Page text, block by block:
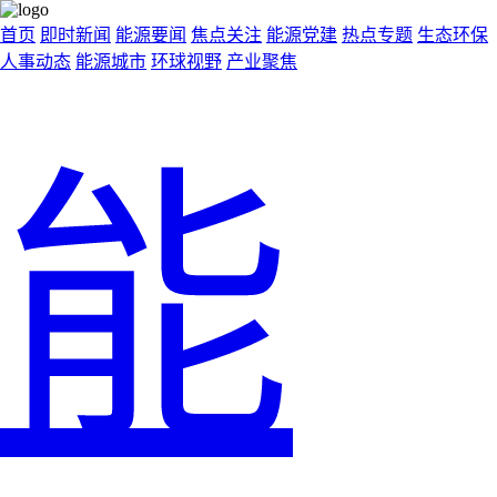
首页 即时新闻 能源要闻 焦点关注 能源党建 热点专题 生态环保
人事动态 能源城市 环球视野 产业聚焦
能